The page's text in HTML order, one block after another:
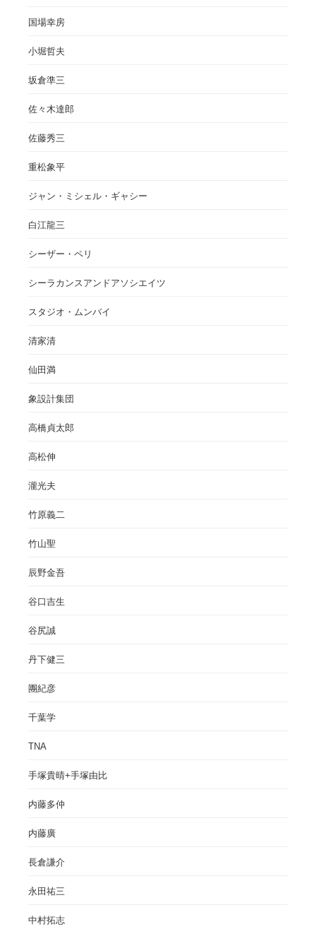
国場幸房
小堀哲夫
坂倉準三
佐々木達郎
佐藤秀三
重松象平
ジャン・ミシェル・ギャシー
白江龍三
シーザー・ペリ
シーラカンスアンドアソシエイツ
スタジオ・ムンバイ
清家清
仙田満
象設計集団
高橋貞太郎
高松伸
瀧光夫
竹原義二
竹山聖
辰野金吾
谷口吉生
谷尻誠
丹下健三
團紀彦
千葉学
TNA
手塚貴晴+手塚由比
内藤多仲
内藤廣
長倉謙介
永田祐三
中村拓志